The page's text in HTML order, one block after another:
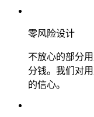
零风险设计
不放心的部分
分钱。我们对
的信心。